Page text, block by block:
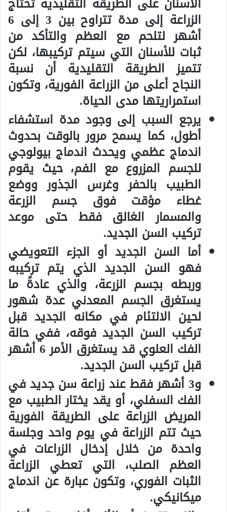
الزراعة إلى مدة تتراوح بين 3 إلى 6
أشهر لتلحم مع العظم والتأكد من
ثبات للأسنان التي سيتم تركيبها، لكن
تتميز الطريقة التقليدية أن نسبة
النجاح أعلى من الزراعة الفورية، وتكون
استمراريتها مدى الحياة.
يرجع السبب إلى وجود مدة استشفاء
أطول، كما يسمح مرور بالوقت بحدوث
اندماج عظمي ويحدث اندماج بيولوجي
للجسم المزروع مع الفم، حيث يقوم
الطبيب بالحفر وغرس الجذور ووضع
غطاء مؤقت فوق جسم الزرعة
والمسمار الغالق فقط حتى موعد
تركيب السن الجديد.
أما السن الجديد أو الجزء التعويضي
فهو السن الجديد الذي يتم تركيبه
وربطه بجسم الزرعة، والذي عادةً ما
يستغرق الجسم المعدني عدة شهور
لحين الالتئام في مكانه الجديد قبل
تركيب السن الجديد فوقه، ففي حالة
الفك العلوي قد يستغرق الأمر 6 أشهر
قبل تركيب السن الجديد.
و3 أشهر فقط عند زراعة سن جديد في
الفك السفلي، أو يقد يختار الطبيب مع
المريض الزراعة على الطريقة الفورية
حيث تتم الزراعة في يوم واحد وجلسة
واحدة من خلال إدخال الزراعات في
العظم الصلب، التي تعطي الزراعة
الثبات الفوري، وتكون عبارة عن اندماج
ميكانيكي.